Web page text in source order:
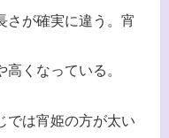
さが確実に違う。宵
くなっている。
では宵姫の方が太い